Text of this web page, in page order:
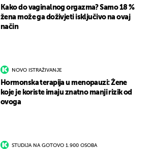
Kako do vaginalnog orgazma? Samo 18 %
žena može ga doživjeti isključivo na ovaj
način
NOVO ISTRAŽIVANJE
Hormonska terapija u menopauzi: Žene
koje je koriste imaju znatno manji rizik od
ovoga
STUDIJA NA GOTOVO 1.900 OSOBA